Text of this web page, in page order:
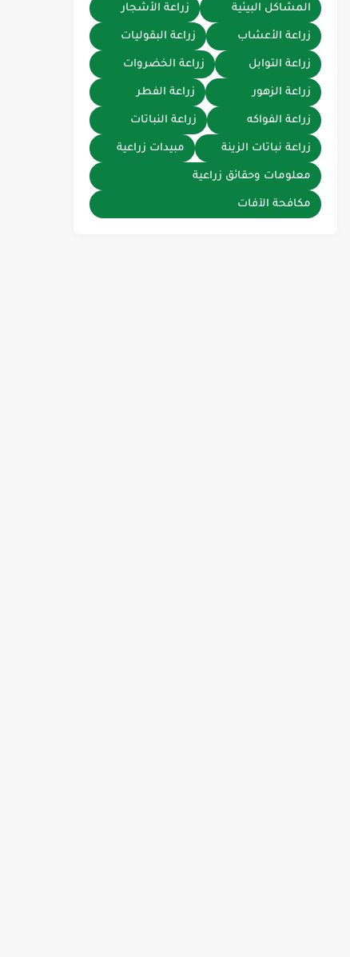
المشاكل البيئية زراعة الأشجار
زراعة الأعشاب زراعة البقوليات
زراعة التوابل زراعة الخضروات
زراعة الزهور زراعة الفطر
زراعة الفواكه زراعة النباتات
زراعة نباتات الزينة مبيدات زراعية
معلومات وحقائق زراعية
مكافحة الآفات